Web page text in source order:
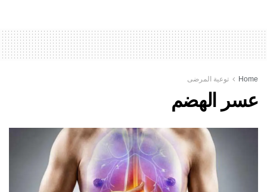
Home توعية المرضى
عسر الهضم